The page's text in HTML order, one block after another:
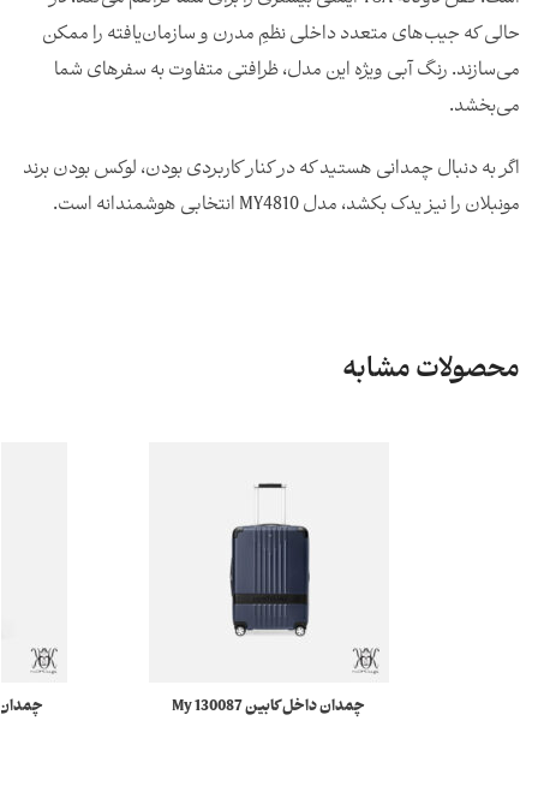
حالی که جیب‌های متعدد داخلی نظمِ مدرن و سازمان‌یافته را ممکن
می‌سازند. رنگ آبی ویژه این مدل، ظرافتی متفاوت به سفرهای شما
می‌بخشد.
اگر به دنبال چمدانی هستید که در کنار کاربردی بودن، لوکس بودن برند
مونبلان را نیز یدک بکشد، مدل MY4810 انتخابی هوشمندانه است.
محصولات مشابه
چمدان داخل کابین 130087 My